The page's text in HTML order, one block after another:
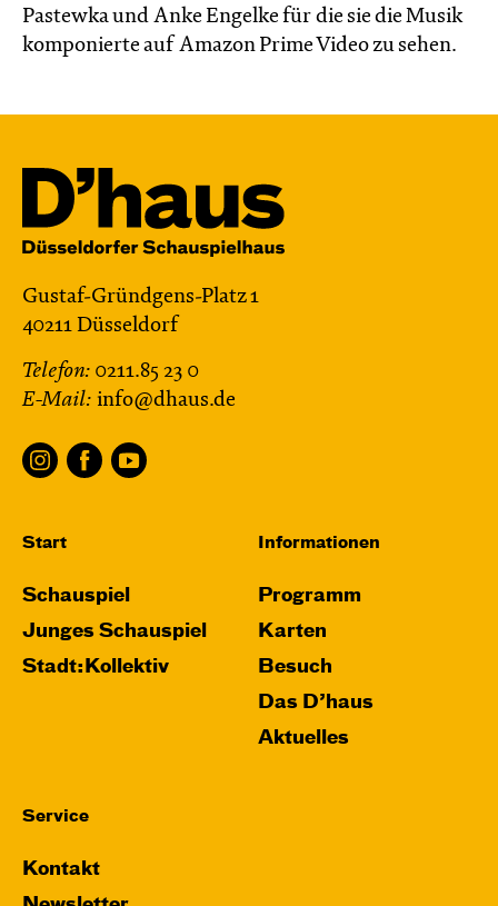
Pastewka und Anke Engelke für die sie die Musik
komponierte auf Amazon Prime Video zu sehen.
Gustaf-Gründgens-Platz 1
40211 Düsseldorf
Telefon: 0211.85 23 0
E-Mail: info@dhaus.de
Start
Schauspiel
Junges Schauspiel
Stadt:Kollektiv
Informationen
Programm
Karten
Besuch
Das D’haus
Aktuelles
Service
Kontakt